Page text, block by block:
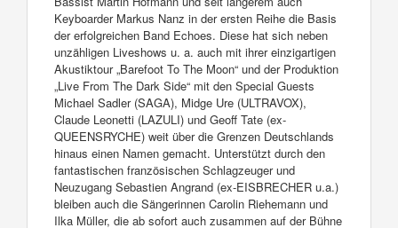
Keyboarder Markus Nanz in der ersten Reihe die Basis
der erfolgreichen Band Echoes. Diese hat sich neben
unzähligen Liveshows u. a. auch mit ihrer einzigartigen
Akustiktour „Barefoot To The Moon“ und der Produktion
„Live From The Dark Side“ mit den Special Guests
Michael Sadler (SAGA), Midge Ure (ULTRAVOX),
Claude Leonetti (LAZULI) und Geoff Tate (ex-
QUEENSRYCHE) weit über die Grenzen Deutschlands
hinaus einen Namen gemacht. Unterstützt durch den
fantastischen französischen Schlagzeuger und
Neuzugang Sebastien Angrand (ex-EISBRECHER u.a.)
bleiben auch die Sängerinnen Carolin Riehemann und
Ilka Müller, die ab sofort auch zusammen auf der Bühne